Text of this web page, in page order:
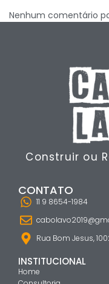
Nenhum comentário
Construir ou
CONTATO
11 9 8654-1984
Rua Bom Jesus,
INSTITUCIONAL
Home